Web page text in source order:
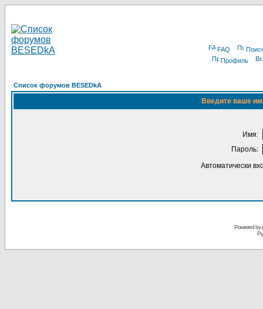
FAQ
Профиль
Список форумов BESEDkA
Введите ваше
Имя:
Пароль:
Автоматически
Powered by